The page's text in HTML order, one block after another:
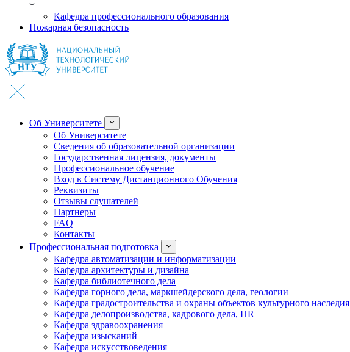
Кафедра профессионального образования
Пожарная безопасность
Об Университете
Об Университете
Сведения об образовательной организации
Государственная лицензия, документы
Профессиональное обучение
Вход в Систему Дистанционного Обучения
Реквизиты
Отзывы слушателей
Партнеры
FAQ
Контакты
Профессиональная подготовка
Кафедра автоматизации и информатизации
Кафедра архитектуры и дизайна
Кафедра библиотечного дела
Кафедра горного дела, маркшейдерского дела, геологии
Кафедра градостроительства и охраны объектов культурного наследия
Кафедра делопроизводства, кадрового дела, HR
Кафедра здравоохранения
Кафедра изысканий
Кафедра искусствоведения